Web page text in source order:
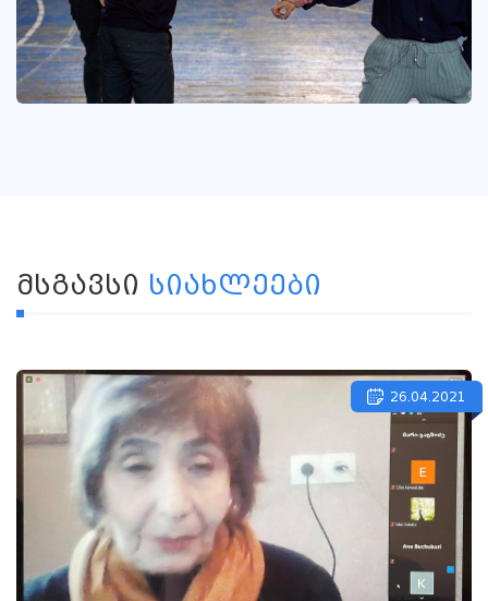
ᲛᲡᲒᲐᲕᲡᲘ ᲡᲘᲐᲮᲚᲔᲔᲑᲘ
26.04.2021